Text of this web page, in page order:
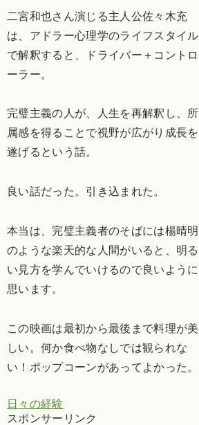
二宮和也さん演じる主人公佐々木充
は、アドラー心理学のライフスタイル
で解釈すると、ドライバー＋コントロ
ーラー。
完璧主義の人が、人生を再解釈し、所
属感を得ることで視野が広がり成長を
遂げるという話。
良い話だった。引き込まれた。
本当は、完璧主義者のそばには楊晴明
のような楽天的な人間がいると、明る
い見方を学んでいけるので良いように
思います。
この映画は最初から最後まで料理が美
しい。何か食べ物なしでは観られな
い！ポップコーンがあってよかった。
日々の経験
スポンサーリンク